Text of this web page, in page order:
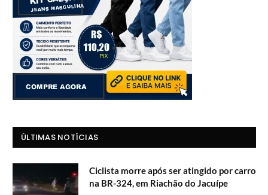
ÚLTIMAS NOTÍCIAS
Ciclista morre após ser atingido por carro
na BR-324, em Riachão do Jacuípe